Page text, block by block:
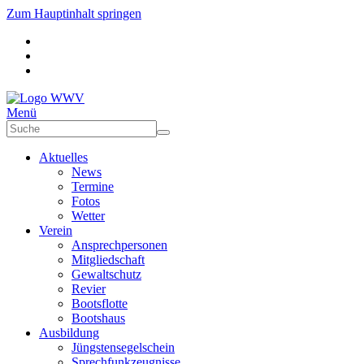
Zum Hauptinhalt springen
Menü
Aktuelles
News
Termine
Fotos
Wetter
Verein
Ansprechpersonen
Mitgliedschaft
Gewaltschutz
Revier
Bootsflotte
Bootshaus
Ausbildung
Jüngstensegelschein